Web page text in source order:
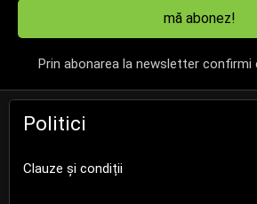
mă abonez!
Prin abonarea la newsletter confirmi
Politici
Clauze și condiții